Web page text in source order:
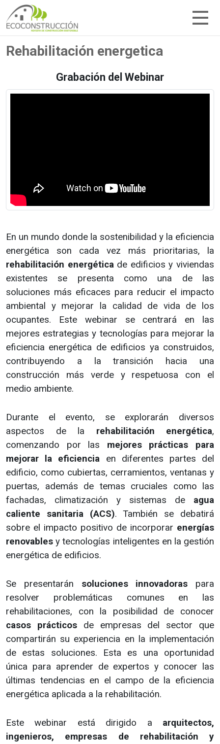
Rehabilitación energetica
Grabación del Webinar
En un mundo donde la sostenibilidad y la eficiencia
energética son cada vez más prioritarias, la
rehabilitación energéticade edificios y viviendas
existentes se presenta como una de las
soluciones más eficaces para reducir el impacto
ambiental y mejorar la calidad de vida de los
ocupantes. Este webinar se centrará en las
mejores estrategias y tecnologías para mejorar la
eficiencia energética de edificios ya construidos,
contribuyendo a la transición hacia una
construcción más verde y respetuosa con el
medio ambiente.
Durante el evento, se explorarán diversos
aspectos de la rehabilitación energética,
comenzando por las mejores prácticas para
mejorar la eficiencia en diferentes partes del
edificio, como cubiertas, cerramientos, ventanas y
puertas, además de temas cruciales como las
fachadas, climatización y sistemas de agua
caliente sanitaria (ACS). También se debatirá
sobre el impacto positivo de incorporar energías
renovables y tecnologías inteligentes en la gestión
energética de edificios.
Se presentarán soluciones innovadoras para
resolver problemáticas comunes en las
rehabilitaciones, con la posibilidad de conocer
casos prácticosde empresas del sector que
compartirán su experiencia en la implementación
de estas soluciones. Esta es una oportunidad
única para aprender de expertos y conocer las
últimas tendencias en el campo de la eficiencia
energética aplicada a la rehabilitación.
Este webinar está dirigido a arquitectos,
ingenieros, empresas de rehabilitación y